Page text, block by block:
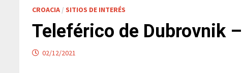
CROACIA /SITIOS DE INTERÉS
Teleférico de Dubrovnik
02/12/2021